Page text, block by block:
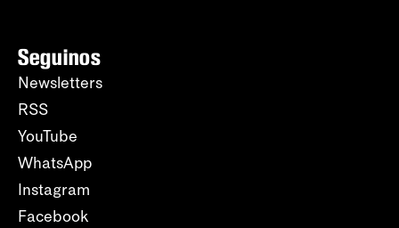
Seguinos
Newsletters
RSS
YouTube
WhatsApp
Instagram
Facebook